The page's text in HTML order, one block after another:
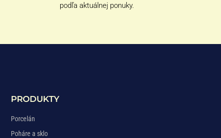
podľa aktuálnej ponuky.
PRODUKTY
Porcelán
Poháre a sklo